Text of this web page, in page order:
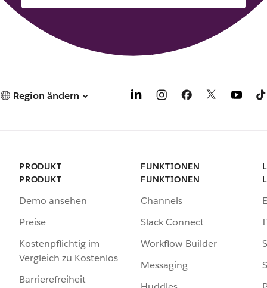
Region ändern
PRODUKT
PRODUKT
Demo ansehen
Preise
Kostenpflichtig im
Vergleich zu Kostenlos
Barrierefreiheit
FUNKTIONEN
FUNKTIONEN
Channels
Slack Connect
Workflow-Builder
Messaging